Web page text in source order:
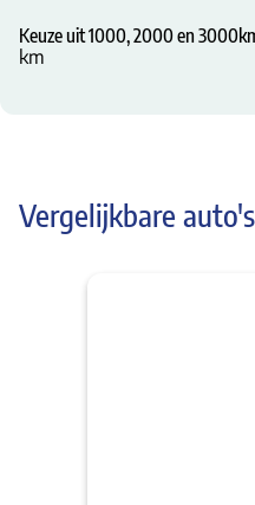
Keuze uit 1000, 2000 en
km
Vergelijkbare auto's